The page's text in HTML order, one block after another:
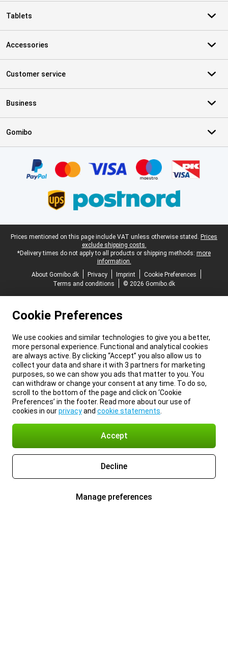
Tablets
Accessories
Customer service
Business
Gomibo
Legal footer
Prices mentioned on this page include VAT unless otherwise stated. Prices
exclude shipping costs.
*Delivery times do not apply to all products or shipping methods: more
information.
About Gomibo.dk
Privacy Imprint
Cookie Preferences
Terms and conditions
© 2026 Gomibo.dk
Cookie Preferences
We use cookies and similar technologies to give you a better,
more personal experience. Functional and analytical cookies
are always active. By clicking “Accept” you also allow us to
collect your data and share it with 3 partners for marketing
purposes, so we can show you ads that matter to you. You
can withdraw or change your consent at any time. To do so,
scroll to the bottom of the page and click on ‘Cookie
Preferences’ in the footer. Read more about our use of
cookies in ourprivacyand cookie statements
Accept
Decline
Manage preferences